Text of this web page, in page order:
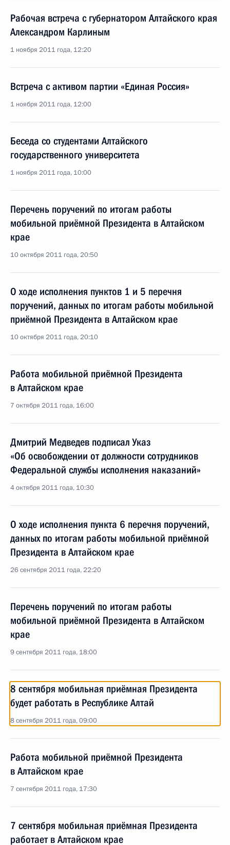
Рабочая встреча с губернатором Алтайского края
Александром Карлиным
1 ноября 2011 года, 12:20
Встреча с активом партии «Единая Россия»
1 ноября 2011 года, 12:00
Беседа со студентами Алтайского
государственного университета
1 ноября 2011 года, 10:00
Перечень поручений по итогам работы
мобильной приёмной Президента в Алтайском
крае
10 октября 2011 года, 20:50
О ходе исполнения пунктов 1 и 5 перечня
поручений, данных по итогам работы мобильной
приёмной Президента в Алтайском крае
10 октября 2011 года, 20:10
Работа мобильной приёмной Президента
в Алтайском крае
7 октября 2011 года, 16:00
Дмитрий Медведев подписал Указ
«Об освобождении от должности сотрудников
Федеральной службы исполнения наказаний»
4 октября 2011 года, 10:30
О ходе исполнения пункта 6 перечня поручений,
данных по итогам работы мобильной приёмной
Президента в Алтайском крае
26 сентября 2011 года, 22:20
Перечень поручений по итогам работы
мобильной приёмной Президента в Алтайском
крае
9 сентября 2011 года, 18:00
8 сентября мобильная приёмная Президента
будет работать в Республике Алтай
8 сентября 2011 года, 09:00
Работа мобильной приёмной Президента
в Алтайском крае
7 сентября 2011 года, 17:30
7 сентября мобильная приёмная Президента
работает в Алтайском крае